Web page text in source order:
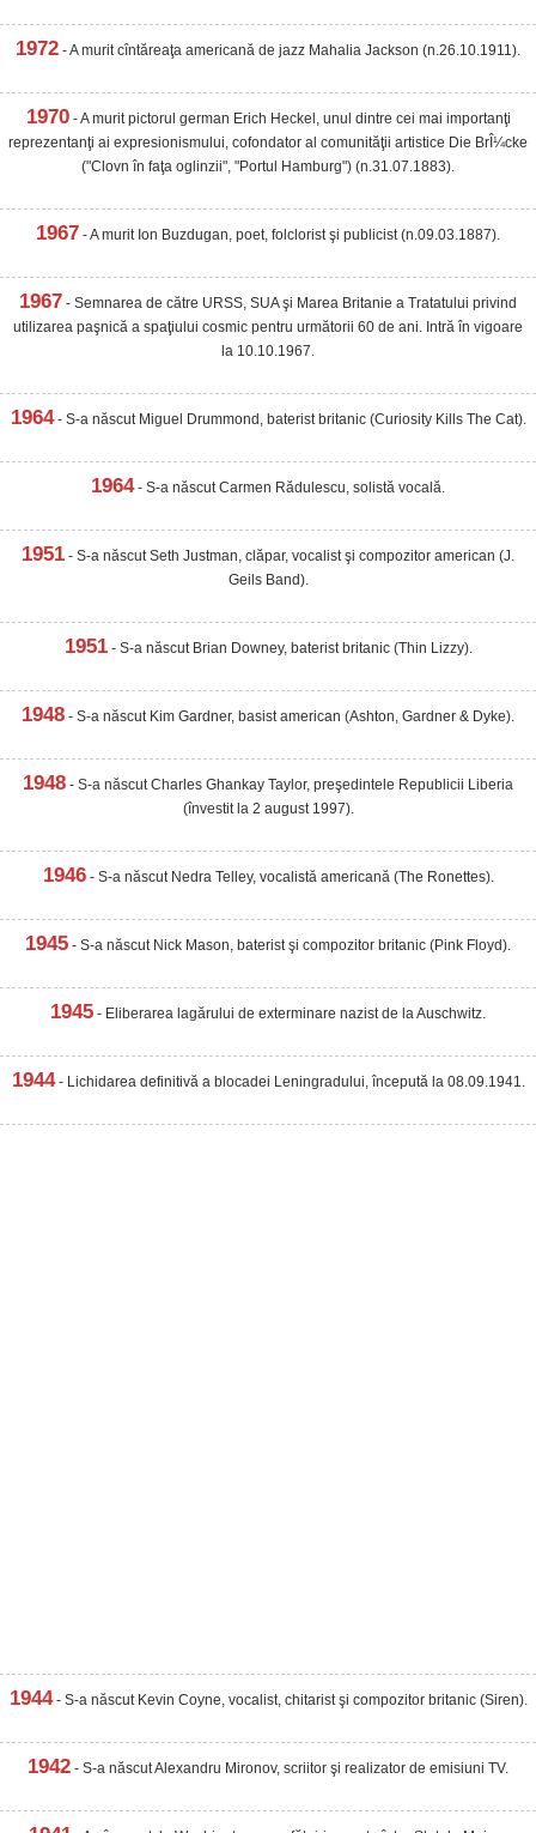
1972 - A murit cîntăreaţa americană de jazz Mahalia Jackson (n.26.10.1911).
1970- A murit pictorul german Erich Heckel, unul dintre cei mai importanţi
reprezentanţi ai expresionismului, cofondator al comunităţii artistice Die BrÎ¼cke
("Clovn în faţa oglinzii", "Portul Hamburg") (n.31.07.1883).
1967 - A murit Ion Buzdugan, poet, folclorist şi publicist (n.09.03.1887).
1967 - Semnarea de către URSS, SUA şi Marea Britanie a Tratatului privind
utilizarea paşnică a spaţiului cosmic pentru următorii 60 de ani. Intră în vigoare
la 10.10.1967.
1964- S-a născut Miguel Drummond, baterist britanic (Curiosity Kills The Cat).
1964- S-a născut Carmen Rădulescu, solistă vocală.
1951 - S-a născut Seth Justman, clăpar, vocalist şi compozitor american (J.
Geils Band).
1951- S-a născut Brian Downey, baterist britanic (Thin Lizzy).
1948 - S-a născut Kim Gardner, basist american (Ashton, Gardner & Dyke).
1948 - S-a născut Charles Ghankay Taylor, preşedintele Republicii Liberia
(învestit la 2 august 1997).
1946- S-a născut Nedra Telley, vocalistă americană (The Ronettes).
1945 - S-a născut Nick Mason, baterist şi compozitor britanic (Pink Floyd).
1945 - Eliberarea lagărului de exterminare nazist de la Auschwitz.
1944- Lichidarea definitivă a blocadei Leningradului, începută la 08.09.1941.
1944- S-a născut Kevin Coyne, vocalist, chitarist şi compozitor britanic (Siren).
1942 - S-a născut Alexandru Mironov, scriitor şi realizator de emisiuni TV.